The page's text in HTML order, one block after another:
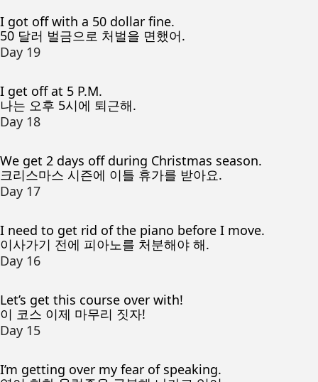
I got off with a 50 dollar fine.
50 달러 벌금으로 처벌을 면했어.
Day 19
I get off at 5 P.M.
나는 오후 5시에 퇴근해.
Day 18
We get 2 days off during Christmas season.
크리스마스 시즌에 이틀 휴가를 받아요.
Day 17
I need to get rid of the piano before I move.
이사가기 전에 피아노를 처분해야 해.
Day 16
Let’s get this course over with!
이 코스 이제 마무리 짓자!
Day 15
I’m getting over my fear of speaking.